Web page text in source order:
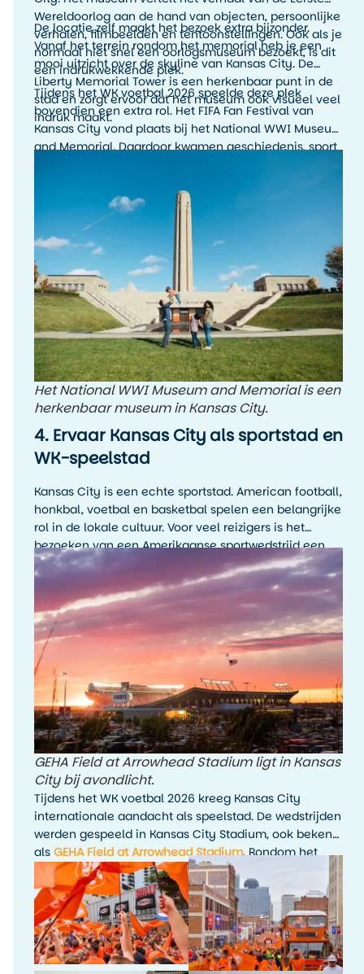
Wereldoorlog aan de hand van objecten, persoonlijke
verhalen, filmbeelden en tentoonstellingen. Ook als je
normaal niet snel een oorlogsmuseum bezoekt, is dit
een indrukwekkende plek.
De locatie zelf maakt het bezoek extra bijzonder.
Vanaf het terrein rondom het memorial heb je een
mooi uitzicht over de skyline van Kansas City. De
Liberty Memorial Tower is een herkenbaar punt in de
stad en zorgt ervoor dat het museum ook visueel veel
indruk maakt.
Tijdens het WK voetbal 2026 speelde deze plek
bovendien een extra rol. Het FIFA Fan Festival van
Kansas City vond plaats bij het National WWI Museum
and Memorial. Daardoor kwamen geschiedenis, sport
Het National WWI Museum and Memorial is een
herkenbaar museum in Kansas City.
4. Ervaar Kansas City als sportstad en
WK-speelstad
Kansas City is een echte sportstad. American football,
honkbal, voetbal en basketbal spelen een belangrijke
rol in de lokale cultuur. Voor veel reizigers is het
bezoeken van een Amerikaanse sportwedstrijd een
hoogtepunt van de reis, zelfs als je de sport zelf niet
wekelijks volgt.
GEHA Field at Arrowhead Stadium ligt in Kansas
City bij avondlicht.
Tijdens het WK voetbal 2026 kreeg Kansas City
internationale aandacht als speelstad. De wedstrijden
werden gespeeld in Kansas City Stadium, ook bekend
als GEHA Field at Arrowhead Stadium. Rondom het
toernooi waren er fanactiviteiten, kijkfeesten en
evenementen in de stad.